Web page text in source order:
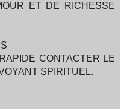
ET DE RICHESSE
CONTACTER LE
SPIRITUEL.